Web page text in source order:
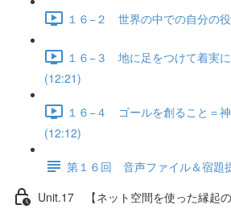
１６−２ 世界の中での自分の
１６−３ 地に足をつけて着実
(12:21)
１６−４ ゴールを創ること＝
(12:12)
第１６回 音声ファイル＆宿題
Unit.17 【ネット空間を使った縁起の